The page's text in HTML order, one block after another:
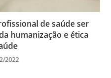
de saúde ser
humanização e ética
2022